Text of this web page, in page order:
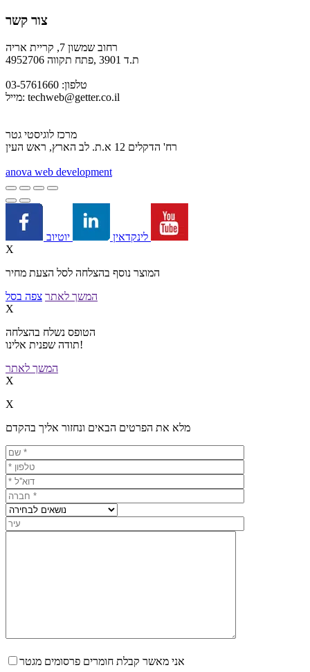
צור קשר
רחוב שמשון 7, קריית אריה
ת.ד 3901 ,פתח תקווה 4952706
טלפון: 03-5761660
מייל: techweb@getter.co.il
מרכז לוגיסטי גטר
רח' הדקלים 12 א.ת. לב הארץ, ראש העין
anova web development
לינקדאין
X
המוצר נוסף בהצלחה לסל הצעת מחיר
המשך לאתר צפה בסל
X
הטופס נשלח בהצלחה
תודה שפנית אלינו!
המשך לאתר
X
X
מלא את הפרטים הבאים ונחזור אליך בהקדם
אני מאשר קבלת חומרים פרסומים מגטר